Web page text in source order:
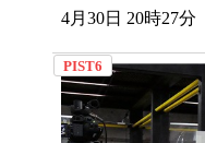
4月30日 20時27分